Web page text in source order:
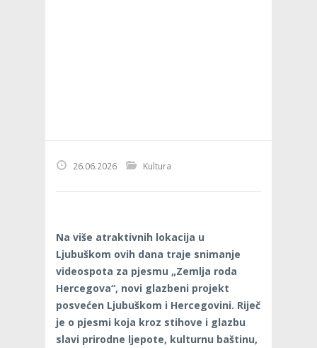
26.06.2026 Kultura
Na više atraktivnih lokacija u
Ljubuškom ovih dana traje snimanje
videospota za pjesmu „Zemlja roda
Hercegova“, novi glazbeni projekt
posvećen Ljubuškom i Hercegovini. Riječ
je o pjesmi koja kroz stihove i glazbu
slavi prirodne ljepote, kulturnu baštinu,